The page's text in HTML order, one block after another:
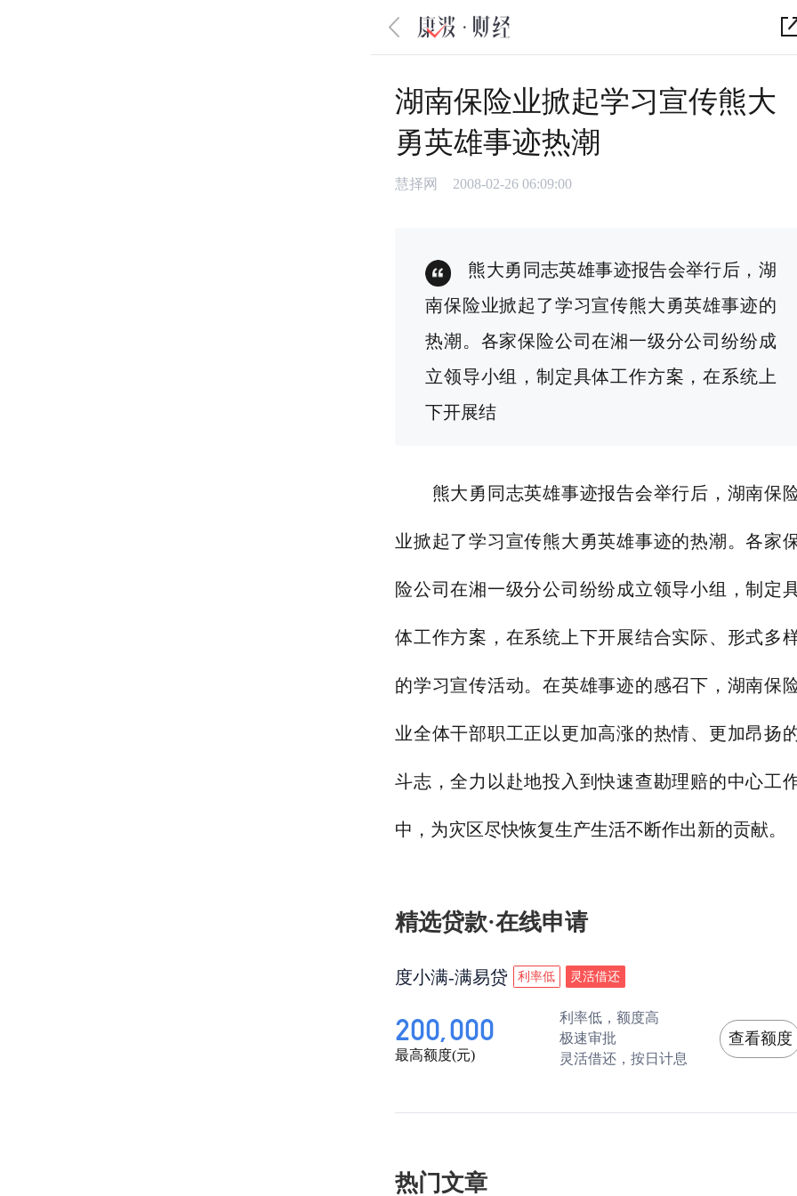
湖南保险业掀起学习宣传熊大
勇英雄事迹热潮
慧择网 2008-02-26 06:09:00
熊大勇同志英雄事迹报告会举行后，湖
南保险业掀起了学习宣传熊大勇英雄事迹的
热潮。各家保险公司在湘一级分公司纷纷成
立领导小组，制定具体工作方案，在系统上
下开展结
熊大勇同志英雄事迹报告会举行后，湖南保
业掀起了学习宣传熊大勇英雄事迹的热潮。各家
险公司在湘一级分公司纷纷成立领导小组，制定
体工作方案，在系统上下开展结合实际、形式多
的学习宣传活动。在英雄事迹的感召下，湖南保
业全体干部职工正以更加高涨的热情、更加昂扬
斗志，全力以赴地投入到快速查勘理赔的中心工
中，为灾区尽快恢复生产生活不断作出新的贡献。
精选贷款·在线申请
度小满-满易贷 利率低 灵活借还
200,000
最高额度(元)
利率低，额度高
极速审批
灵活借还，按日计息
查看额度
热门文章